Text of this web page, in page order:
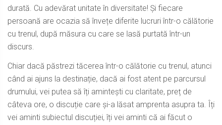
durată. Cu adevărat unitate în diversitate! Și fiecare
persoană are ocazia să învețe diferite lucruri într-o călătorie
cu trenul, după măsura cu care se lasă purtată într-un
discurs.
Chiar dacă păstrezi tăcerea într-o călătorie cu trenul, atunci
când ai ajuns la destinație, dacă ai fost atent pe parcursul
drumului, vei putea să îți amintești cu claritate, preț de
câteva ore, o discuție care și-a lăsat amprenta asupra ta. Îți
vei aminti subiectul discuției, îți vei aminti că ai făcut o